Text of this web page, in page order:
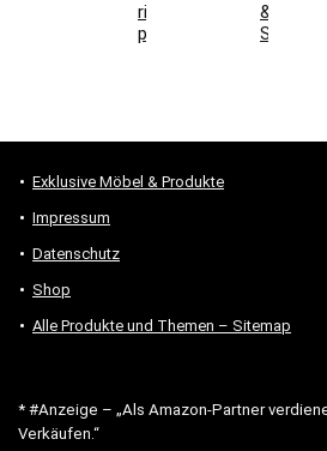
richtig
prüfen
&
Stauraum
Exklusive Möbel & Produkte
Impressum
Datenschutz
Shop
Alle Produkte und Themen – Sitemap
* #Anzeige – „Als Amazon-Partner
Verkäufen.“